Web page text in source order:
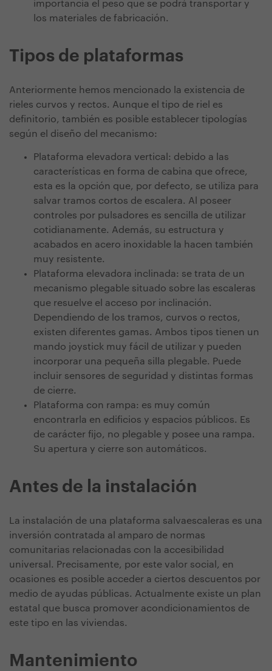
importancia el peso que se podrá transportar y
los materiales de fabricación.
Tipos de plataformas
Anteriormente hemos mencionado la existencia de
rieles curvos y rectos. Aunque el tipo de riel es
definitorio, también es posible establecer tipologías
según el diseño del mecanismo:
Plataforma elevadora vertical: debido a las
características en forma de cabina que ofrece,
esta es la opción que, por defecto, se utiliza para
salvar tramos cortos de escalera. Al poseer
controles por pulsadores es sencilla de utilizar
cotidianamente. Además, su estructura y
acabados en acero inoxidable la hacen también
muy resistente.
Plataforma elevadora inclinada: se trata de un
mecanismo plegable situado sobre las escaleras
que resuelve el acceso por inclinación.
Dependiendo de los tramos, curvos o rectos,
existen diferentes gamas. Ambos tipos tienen un
mando joystick muy fácil de utilizar y pueden
incorporar una pequeña silla plegable. Puede
incluir sensores de seguridad y distintas formas
de cierre.
Plataforma con rampa: es muy común
encontrarla en edificios y espacios públicos. Es
de carácter fijo, no plegable y posee una rampa.
Su apertura y cierre son automáticos.
Antes de la instalación
La instalación de una plataforma salvaescaleras es una
inversión contratada al amparo de normas
comunitarias relacionadas con la accesibilidad
universal. Precisamente, por este valor social, en
ocasiones es posible acceder a ciertos descuentos por
medio de ayudas públicas. Actualmente existe un plan
estatal que busca promover acondicionamientos de
este tipo en las viviendas.
Mantenimiento